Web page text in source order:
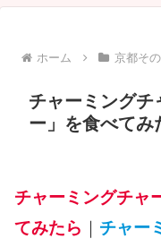
ホーム 京都そ
チャーミングチ
ー」を食べてみ
チャーミングチャ
てみたら
チャー